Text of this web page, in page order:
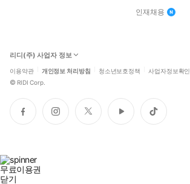
인재채용
리디(주) 사업자 정보
이용약관 개인정보 처리방침 청소년보호정책 사업자정보확인
© RIDI Corp.
페
이
인
스
트
위
유
튜
틱
톡
무료이용권
닫기